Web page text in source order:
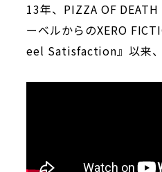
13年、PIZZA OF
ーベルからのXERO
eel Satisfaction』以来、